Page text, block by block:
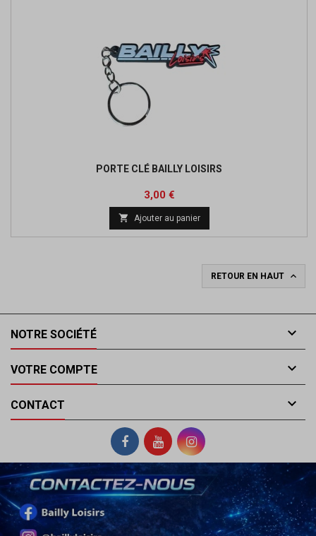
PORTE CLÉ BAILLY LOISIRS
Prix
3,00 €
 Ajouter au panier
RETOUR EN HAUT 
NOTRE SOCIÉTÉ 
VOTRE COMPTE 
CONTACT 